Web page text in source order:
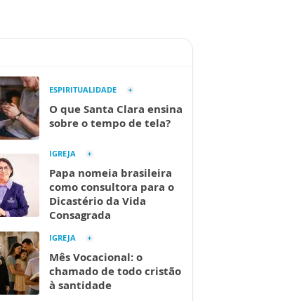
ESPIRITUALIDADE
O que Santa Clara ensina
sobre o tempo de tela?
IGREJA
Papa nomeia brasileira
como consultora para o
Dicastério da Vida
Consagrada
IGREJA
Mês Vocacional: o
chamado de todo cristão
à santidade